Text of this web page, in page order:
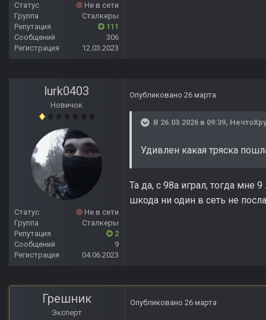
Статус
Не в сети
Группа
Сталкеры
Репутация
111
Сообщений
306
Регистрация
12.03.2023
lurk0403
Новичок
Статус
Не в сети
Группа
Сталкеры
Репутация
2
Сообщений
9
Регистрация
04.06.2023
Опубликовано 26 марта
В 26.03.2026 в 09:39,
Удивлен какая тряска
Та да, с 98а играл, тогда мне
шкода ни один в сеть не
Грешник
Эксперт
Опубликовано 26 марта